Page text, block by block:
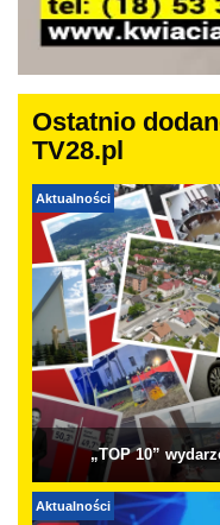
Ostatnio
TV28.pl
Aktualności
„TOP 10”
Aktualności